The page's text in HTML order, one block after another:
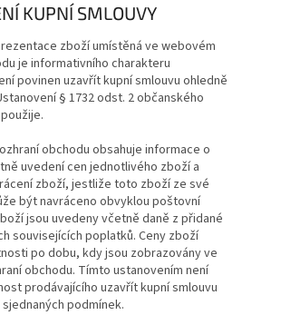
KUPNÍ SMLOUVY
zboží umístěná ve webovém
je informativního charakteru
povinen uzavřít kupní smlouvu ohledně
§ 1732 odst. 2 občanského
obchodu obsahuje informace o
uvedení cen jednotlivého zboží a
zboží, jestliže toto zboží ze své
být navráceno obvyklou poštovní
jsou uvedeny včetně daně z přidané
souvisejících poplatků. Ceny zboží
po dobu, kdy jsou zobrazovány ve
obchodu. Tímto ustanovením není
prodávajícího uzavřít kupní smlouvu
podmínek.